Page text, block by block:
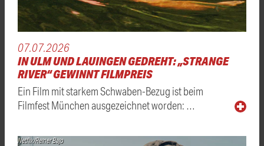
07.07.2026
IN ULM UND LAUINGEN GEDREHT: „STRANGE
RIVER“ GEWINNT FILMPREIS
Ein Film mit starkem Schwaben-Bezug ist beim
Filmfest München ausgezeichnet worden: …
Netflix/Reiner Bajo